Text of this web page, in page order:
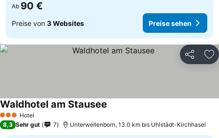
Ab 90 €
Preise von 3 Websites Preise sehen
Teilen
3 SterneHotel
Waldhotel am Stausee
8,3 Sehr gut 7 Unterwellenborn, 13.0 km bis Uhlstädt-Kirchhasel